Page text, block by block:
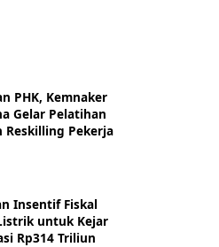
PHK, Kemnaker
Gelar Pelatihan
Reskilling Pekerja
Insentif Fiskal
untuk Kejar
Rp314 Triliun